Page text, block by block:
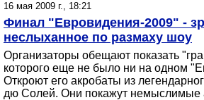
16 мая 2009 г., 18:21
Финал "Евровидения-2009" -
неслыханное по размаху шоу
Организаторы обещают показать
которого еще не было ни на одном
Откроют его акробаты из
дю Солей. Они покажут немыслимые